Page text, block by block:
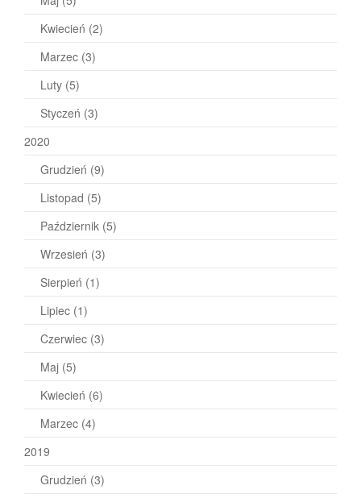
Kwiecień (2)
Marzec (3)
Luty (5)
Styczeń (3)
2020
Grudzień (9)
Listopad (5)
Październik (5)
Wrzesień (3)
Sierpień (1)
Lipiec (1)
Czerwiec (3)
Maj (5)
Kwiecień (6)
Marzec (4)
2019
Grudzień (3)